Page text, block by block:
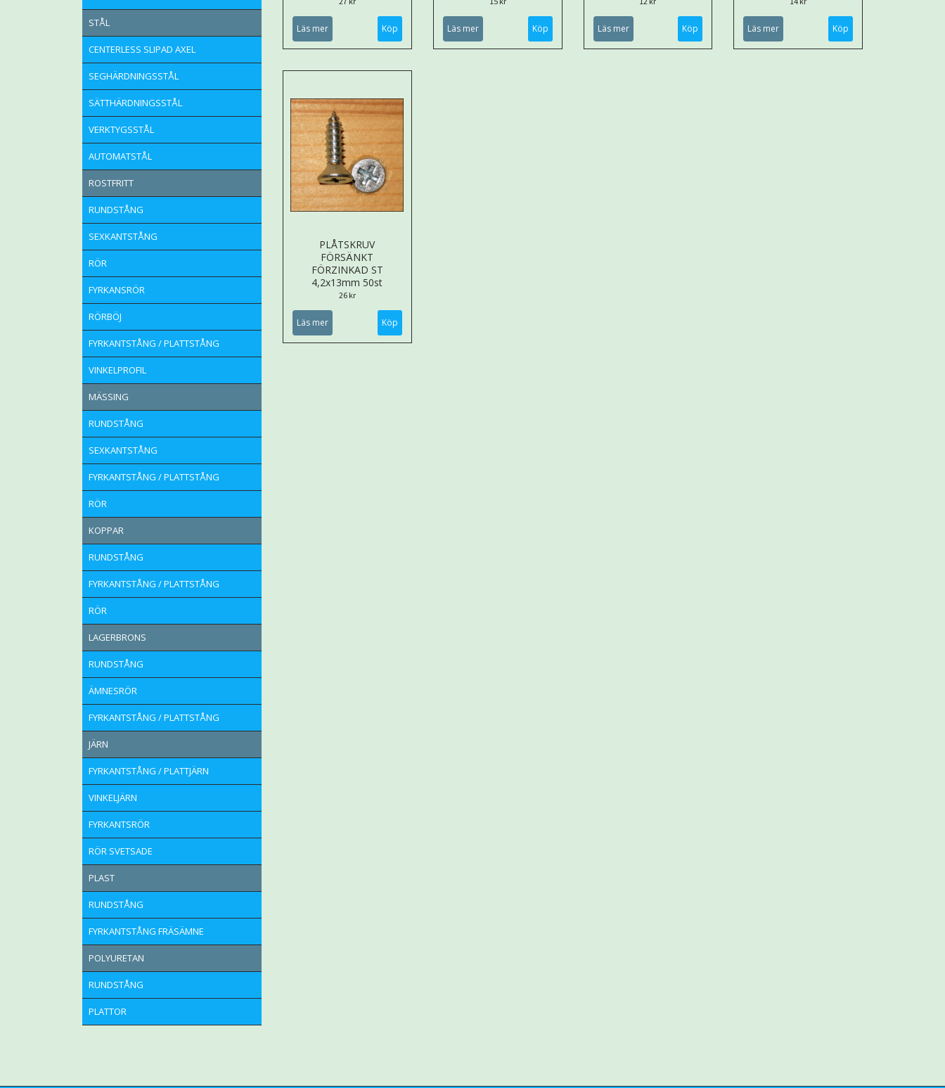
STÅL
CENTERLESS SLIPAD AXEL
SEGHÄRDNINGSSTÅL
SÄTTHÄRDNINGSSTÅL
VERKTYGSSTÅL
AUTOMATSTÅL
ROSTFRITT
RUNDSTÅNG
SEXKANTSTÅNG
RÖR
FYRKANSRÖR
RÖRBÖJ
FYRKANTSTÅNG / PLATTSTÅNG
VINKELPROFIL
MÄSSING
RUNDSTÅNG
SEXKANTSTÅNG
FYRKANTSTÅNG / PLATTSTÅNG
RÖR
KOPPAR
RUNDSTÅNG
FYRKANTSTÅNG / PLATTSTÅNG
RÖR
LAGERBRONS
RUNDSTÅNG
ÄMNESRÖR
FYRKANTSTÅNG / PLATTSTÅNG
JÄRN
FYRKANTSTÅNG / PLATTJÄRN
VINKELJÄRN
FYRKANTSRÖR
RÖR SVETSADE
PLAST
RUNDSTÅNG
FYRKANTSTÅNG FRÄSÄMNE
POLYURETAN
RUNDSTÅNG
PLATTOR
Läs mer Läs mer Läs mer Läs mer
PLÅTSKRUV
FÖRSÄNKT
FÖRZINKAD ST
4,2x13mm 50st
26 kr
Läs mer